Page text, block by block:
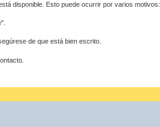
disponible. Esto puede ocurrir por varios motivos:
de que está bien escrito.